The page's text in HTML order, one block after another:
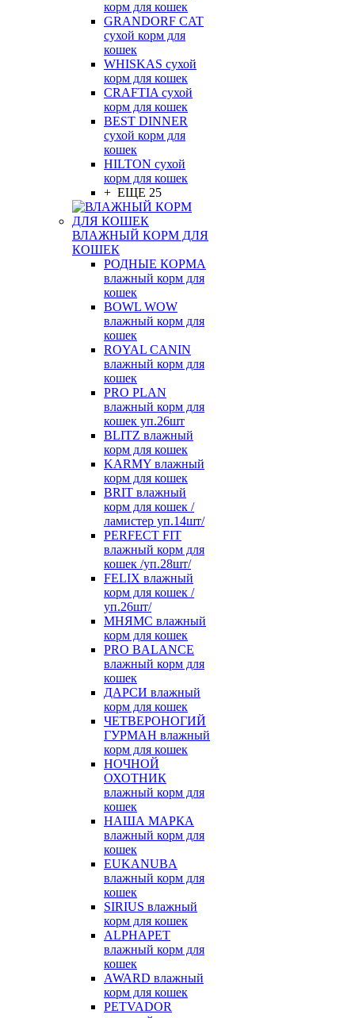
корм для кошек
GRANDORF CAT
сухой корм для
кошек
WHISKAS сухой
корм для кошек
CRAFTIA сухой
корм для кошек
BEST DINNER
сухой корм для
кошек
HILTON сухой
корм для кошек
+ ЕЩЕ 25
ВЛАЖНЫЙ КОРМ ДЛЯ
КОШЕК
РОДНЫЕ КОРМА
влажный корм для
кошек
BOWL WOW
влажный корм для
кошек
ROYAL CANIN
влажный корм для
кошек
PRO PLAN
влажный корм для
кошек уп.26шт
BLITZ влажный
корм для кошек
KARMY влажный
корм для кошек
BRIT влажный
корм для кошек /
ламистер уп.14шт/
PERFECT FIT
влажный корм для
кошек /уп.28шт/
FELIX влажный
корм для кошек /
уп.26шт/
МНЯМС влажный
корм для кошек
PRO BALANCE
влажный корм для
кошек
ДАРСИ влажный
корм для кошек
ЧЕТВЕРОНОГИЙ
ГУРМАН влажный
корм для кошек
НОЧНОЙ
ОХОТНИК
влажный корм для
кошек
НАША МАРКА
влажный корм для
кошек
EUKANUBA
влажный корм для
кошек
SIRIUS влажный
корм для кошек
ALPHAPET
влажный корм для
кошек
AWARD влажный
корм для кошек
PETVADOR